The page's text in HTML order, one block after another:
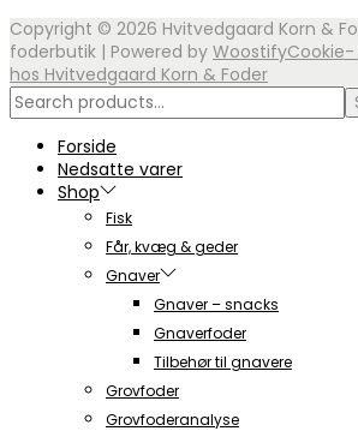
Copyright © 2026 Hvitvedgaard Korn &
foderbutik | Powered by Woostify
hos Hvitvedgaard Korn & Foder
Search
for:>
Forside
Nedsatte varer
Shop
Fisk
Får, kvæg & geder
Gnaver
Gnaver – snacks
Gnaverfoder
Tilbehør til gnavere
Grovfoder
Grovfoderanalyse